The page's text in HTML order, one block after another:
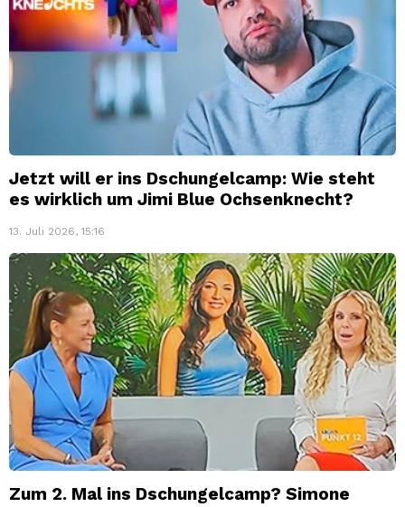
Jetzt will er ins Dschungelcamp: Wie steht
es wirklich um Jimi Blue Ochsenknecht?
13. Juli 2026, 15:16
Zum 2. Mal ins Dschungelcamp? Simone